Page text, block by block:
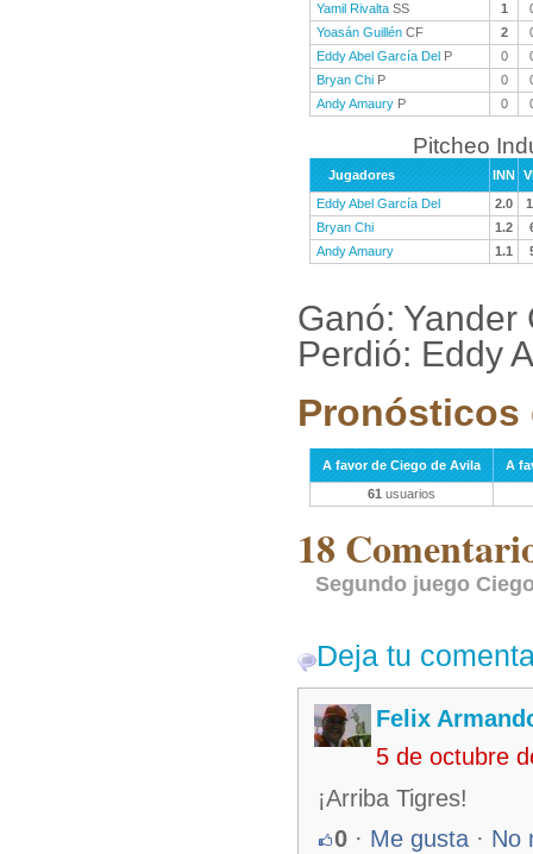
Yamil Rivalta SS 1
Yoasán Guillén CF 2
Eddy Abel García Del P 0
Bryan Chi P 0
Andy Amaury P 0
Pitcheo
Jugadores INN
Eddy Abel García Del
2.0
Bryan Chi
1.2
Andy Amaury
1.1
Ganó: Yander
Perdió: Eddy
Pronósticos
A favor de Ciego de Avila
A
61 usuarios
18
Segundo juego
Deja tu
Felix
5 de octubre
¡Arriba Tigres!
0 · Me gusta · No